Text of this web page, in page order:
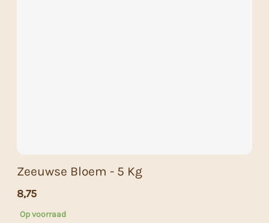
Zeeuwse Bloem - 5 Kg
8,75
Op voorraad